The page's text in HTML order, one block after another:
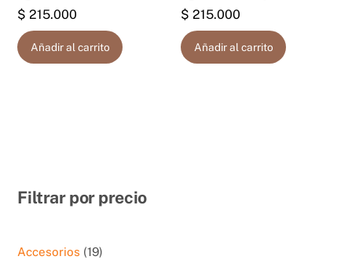
$ 215.000
Añadir al carrito
$ 215.000
Añadir al carrito
Filtrar por precio
Accesorios 1919